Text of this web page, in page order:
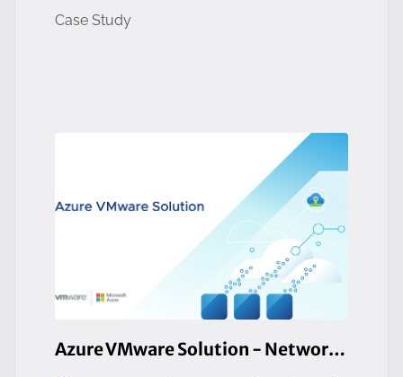
Case Study
Azure VMware Solution - Networking Aspects